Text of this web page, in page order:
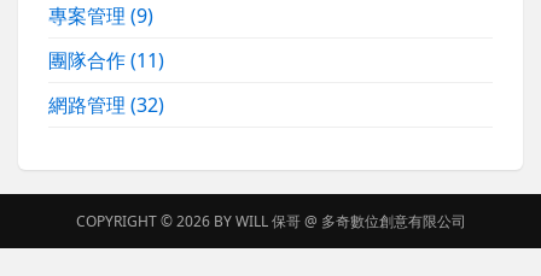
專案管理(9)
團隊合作(11)
網路管理(32)
COPYRIGHT © 2026 BYWILL 保哥@ 多奇數位創意有限公司